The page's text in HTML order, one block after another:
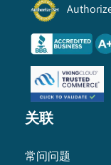
关联
常问问题